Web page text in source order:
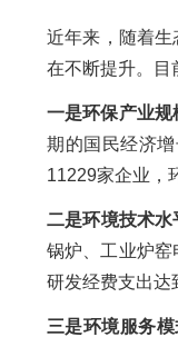
近年来，随着
在不断提升。目
一是环保产业
期的国民经济
11229家企业，
二是环境技术水
锅炉、工业炉
研发经费支出达
三是环境服务模